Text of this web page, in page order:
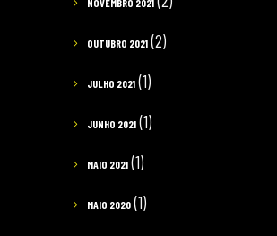
NOVEMBRO 2021
OUTUBRO 2021 (2)
JULHO 2021 (1)
JUNHO 2021 (1)
MAIO 2021 (1)
MAIO 2020 (1)